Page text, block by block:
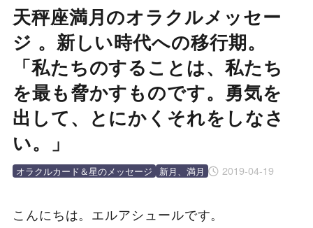
天秤座満月のオラクルメッセー
ジ 。新しい時代への移行期。
「私たちのすることは、私たち
を最も脅かすものです。勇気を
出して、とにかくそれをしなさ
い。」
2019-04-19
オラクルカード＆星のメッセージ 新月、満月
こんにちは。エルアシュールです。